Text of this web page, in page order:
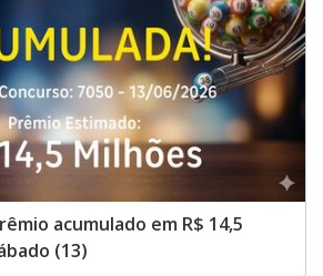
acumulado em R$ 14,5
(13)